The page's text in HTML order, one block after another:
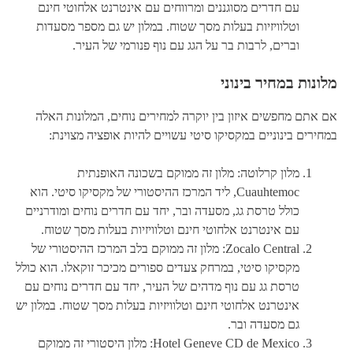
עם חדרים מסוגננים ומרווחים עם אינטרנט אלחוטי חינם
וטלוויזיות בעלות מסך שטוח. במלון יש גם מספר מסעדות
וברים, לרבות בר על הגג עם נוף פנורמי של העיר.
מלונות במחיר בינוני
אם אתם מחפשים איזון בין יוקרה למחירים נוחים, המלונות האלה
במחירים בינוניים במקסיקו סיטי עשויים להיות אופציה מצוינת:
מלון קרלוטה: מלון זה ממוקם בשכונה האופנתית
Cuauhtemoc, ליד המרכז ההיסטורי של מקסיקו סיטי. הוא
כולל טרסת גג, מסעדה ובר, יחד עם חדרים נוחים ומודרניים
עם אינטרנט אלחוטי חינם וטלוויזיות בעלות מסך שטוח.
Zocalo Central: מלון זה ממוקם בלב המרכז ההיסטורי של
מקסיקו סיטי, במרחק צעדים ספורים מכיכר זוקאלו. הוא כולל
טרסת גג עם נוף מדהים של העיר, יחד עם חדרים נוחים עם
אינטרנט אלחוטי חינם וטלוויזיות בעלות מסך שטוח. במלון יש
גם מסעדה ובר.
Hotel Geneve CD de Mexico: מלון היסטורי זה ממוקם